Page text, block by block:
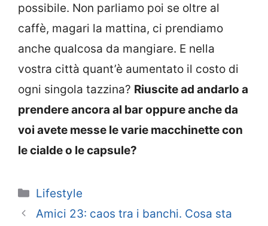
possibile. Non parliamo poi se oltre al
caffè, magari la mattina, ci prendiamo
anche qualcosa da mangiare. E nella
vostra città quant’è aumentato il costo di
ogni singola tazzina? Riuscite ad andarlo a
prendere ancora al bar oppure anche da
voi avete messe le varie macchinette con
le cialde o le capsule?
Categorie
Lifestyle
Amici 23: caos tra i banchi. Cosa sta